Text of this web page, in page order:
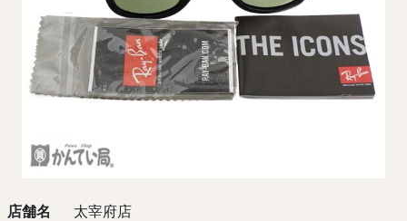
店舗名 太宰府店